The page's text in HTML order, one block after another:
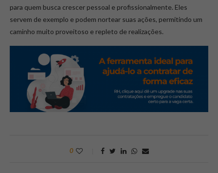
para quem busca crescer pessoal e profissionalmente. Eles
servem de exemplo e podem nortear suas ações, permitindo um
caminho muito proveitoso e repleto de realizações.
0